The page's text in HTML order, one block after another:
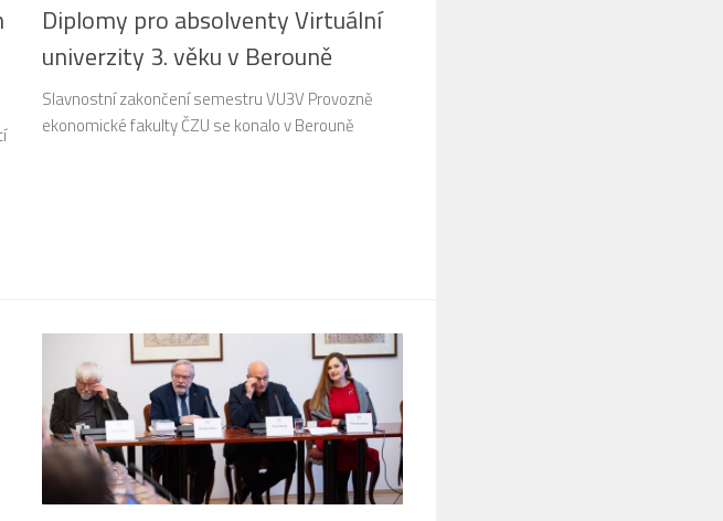
Diplomy pro absolventy Virtuální
univerzity 3. věku v Berouně
Slavnostní zakončení semestru VU3V Provozně
ekonomické fakulty ČZU se konalo v Berouně